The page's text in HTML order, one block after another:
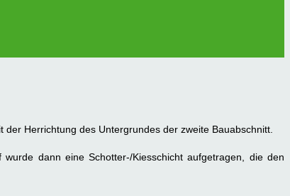
Herrichtung des Untergrundes der zweite Bauabschnitt.
dann eine Schotter-/Kiesschicht aufgetragen, die den